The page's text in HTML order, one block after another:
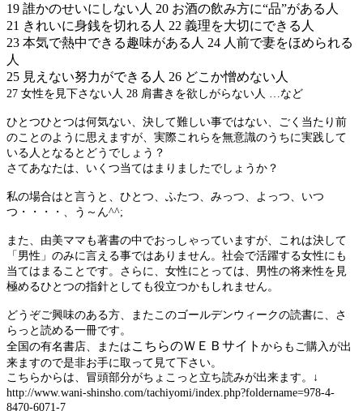
19 誰かのせいにしない人 20 お酒の飲み方に“品”がある人
21 きれいに身銭を切れる人 22 義理を大切にできる人
23 本気で熱中できる趣味がある人 24 人前で妻をほめられる
人
25 見えない努力ができる人 26 どこか憎めない人
27 女性を見下さない人 28 肩書きを欲しがらない人 …など
ひとつひとつは何気ない、決して難しい事ではない、ごく当たり前
のことのように思えますが、実際これらを無意識のうちに実践して
いる人となるとどうでしょう？
さてあなたは、いくつ当てはまりましたでしょうか？
私の場合はと言うと、ひとつ、ふたつ、みっつ、よっつ、いつ
つ・・・・、う～ん^^;
また、由美ママも著書の中でおっしゃっていますが、これは決して
「男性」のみに言える事ではありません。社会で活躍する女性にも
当てはまることです。さらに、女性にとっては、男性の将来性を見
極めるひとつの指針としても役立つかもしれません。
どうぞご興味のある方、またこのゴールデンウィークの読書に、さ
らっと読める一冊です。
全国の有名書店、またはこちらのＷＥＢサイト からもご購入が出
来ますので是非お手に取って見て下さい。
こちらからは、冒頭部分がちょこっと立ち読みが出来ます。↓
http://www.wani-shinsho.com/tachiyomi/index.php?foldername=978-4-
8470-6071-7